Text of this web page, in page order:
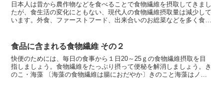
日本人は昔から農作物などを食べることで食物繊維を摂取してきまし
たが、食生活の変化にともない、現代人の食物繊維摂取量は減少して
います。外食、ファーストフード、出来合いのお総菜などを多く食べ
食品に含まれる食物繊維 その２
快便のためには、毎日の食事から１日20～25ｇの食物繊維摂取を目
指しましょう。食物繊維をたっぷり摂って便秘を解消しましょう。き
のこ・海藻 〔海藻の食物繊維は腸におだやか〕きのこと海藻はノー